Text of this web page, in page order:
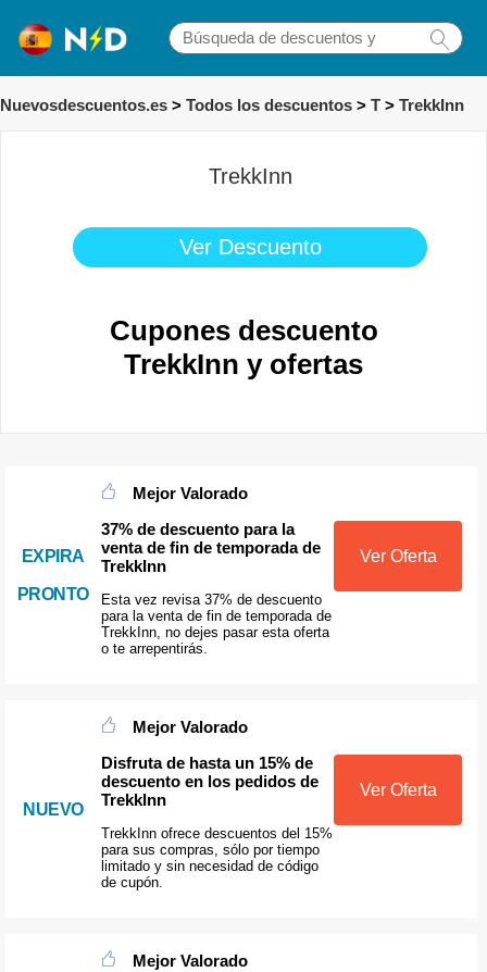
Nuevosdescuentos.es > Todos los descuentos > T > TrekkInn
TrekkInn
Ver Descuento
Cupones descuento
TrekkInn y ofertas
EXPIRA
PRONTO
Mejor Valorado
37% de descuento para la
venta de fin de temporada de
TrekkInn
Esta vez revisa 37% de descuento
para la venta de fin de temporada de
TrekkInn, no dejes pasar esta oferta
o te arrepentirás.
Ver Oferta
NUEVO
Mejor Valorado
Disfruta de hasta un 15% de
descuento en los pedidos de
TrekkInn
TrekkInn ofrece descuentos del 15%
para sus compras, sólo por tiempo
limitado y sin necesidad de código
de cupón.
Ver Oferta
Mejor Valorado